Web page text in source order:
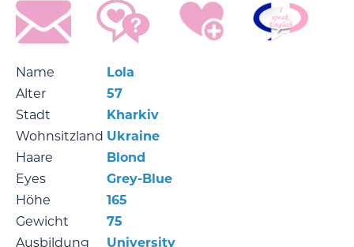
Name
Lola
Alter
57
Stadt
Kharkiv
Wohnsitzland Ukraine
Haare
Blond
Eyes
Grey-Blue
Höhe
165
Gewicht
75
Ausbildung
University